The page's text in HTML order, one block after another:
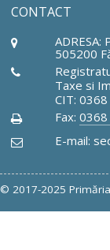
CONTACT
ADRESA:
505200
Taxe si
CIT:
Fax:
E-mail:
© 2017-2025